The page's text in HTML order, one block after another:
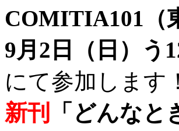
COMITIA101（
9月2日（日）う
にて参加します！
新刊
「どんな